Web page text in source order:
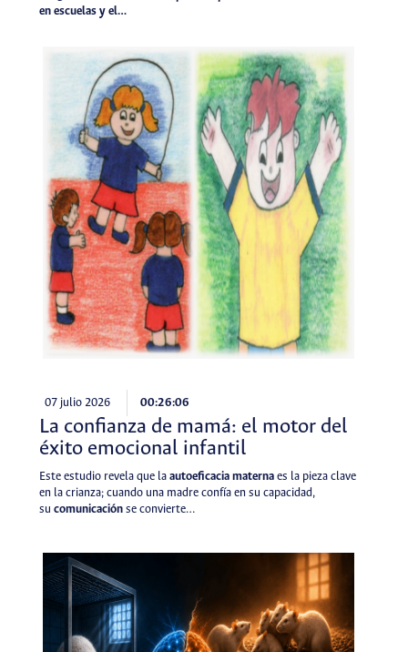
en escuelas y el…
07 julio 2026 00:26:06
La confianza de mamá: el motor del
éxito emocional infantil
Este estudio revela que la autoeficacia maternaes la pieza clave
en la crianza; cuando una madre confía en su capacidad,
su comunicaciónse convierte…